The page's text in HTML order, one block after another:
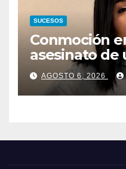
SUCESOS
Conmoción
asesinato de
adolescente
reunión con
AGOSTO 6, 2026